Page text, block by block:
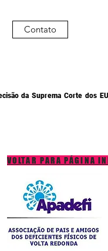
da Suprema Corte dos
Contato
VOLTAR PARA PÁGINA